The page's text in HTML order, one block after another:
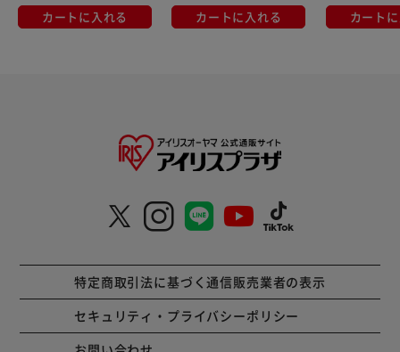
カートに入れる カートに入れる カート
特定商取引法に基づく通信販売業者の表示
セキュリティ・プライバシーポリシー